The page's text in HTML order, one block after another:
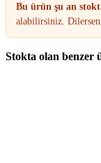
Bu ürün şu an
alabilirsiniz.
Stokta olan benzer